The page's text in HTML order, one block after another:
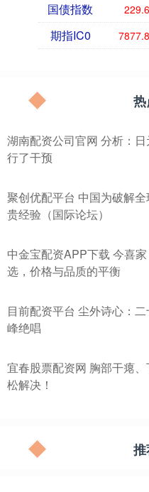
国债指数
期指IC0
湖南配资公司官网 分析：
行了干预
聚创优配平台 中国为破解
贵经验（国际论坛）
中金宝配资APP下载 今喜
选，价格与品质的平衡
目前配资平台 尘外诗心：
峰绝唱
宜春股票配资网 胸部干瘪
松解决！